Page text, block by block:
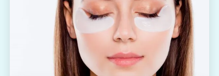
Confidence Booster®
Voor & na foto’s
Tarieven